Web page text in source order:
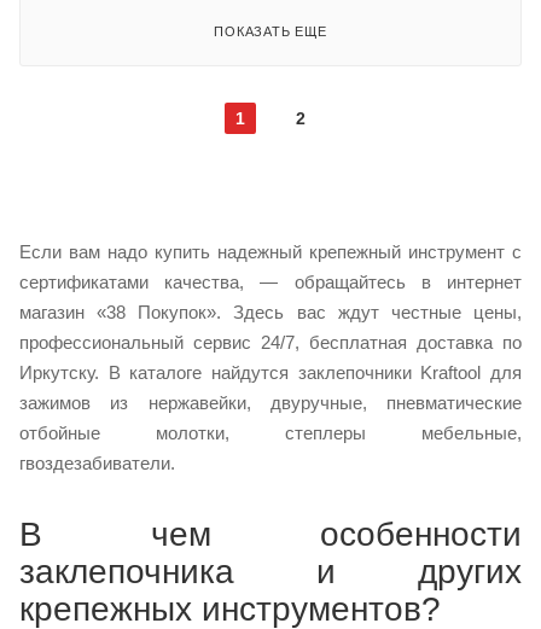
ПОКАЗАТЬ ЕЩЕ
1 2
Если вам надо купить надежный крепежный инструмент с
сертификатами качества, — обращайтесь в интернет
магазин «38 Покупок». Здесь вас ждут честные цены,
профессиональный сервис 24/7, бесплатная доставка по
Иркутску. В каталоге найдутся заклепочники Kraftool для
зажимов из нержавейки, двуручные, пневматические
отбойные молотки, степлеры мебельные,
гвоздезабиватели.
В чем особенности
заклепочника и других
крепежных инструментов?